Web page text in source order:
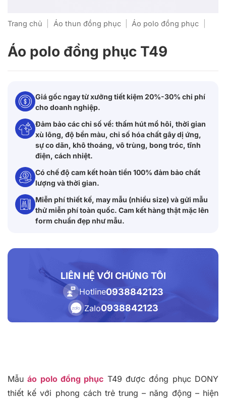
Trang chủ Áo thun đồng phục Áo polo đồng phục
Áo polo đồng phục T49
Giá gốc ngay từ xưởng tiết kiệm 20%-30% chi phí
cho doanh nghiệp.
Đảm bảo các chỉ số về: thấm hút mồ hôi, thời gian
xù lông, độ bền màu, chỉ số hóa chất gây dị ứng,
sự co dãn, khô thoáng, vô trùng, bong tróc, tĩnh
điện, cách nhiệt.
Có chế độ cam kết hoàn tiền 100% đảm bảo chất
lượng và thời gian.
Miễn phí thiết kế, may mẫu (nhiều size) và gửi mẫu
thử miễn phí toàn quốc. Cam kết hàng thật mặc lên
form chuẩn đẹp như mẫu.
LIÊN HỆ VỚI CHÚNG TÔI
Hotline0938842123
Zalo0938842123
Mẫuáo polo đồng phục T49 được đồng phục DONY
thiết kế với phong cách trẻ trung – năng động – hiện